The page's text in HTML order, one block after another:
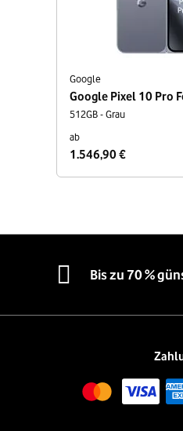
Google
Google Pixel 10 Pro
512GB - Grau
ab
1.546,90 €
Bis zu 70 %